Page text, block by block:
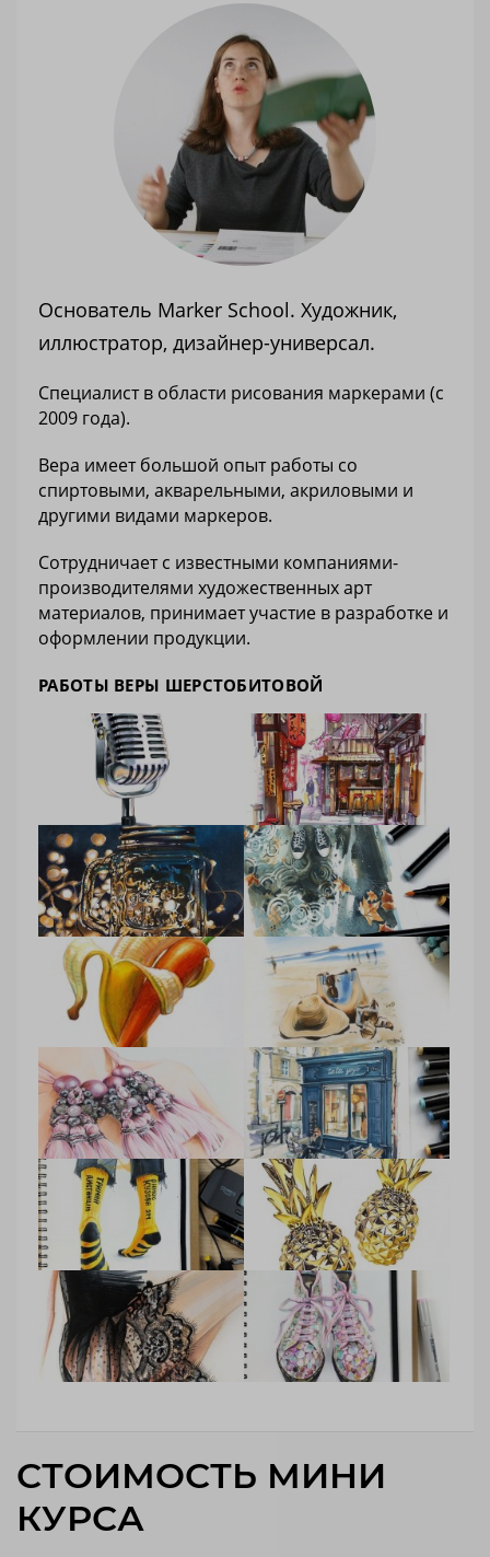
Основатель Marker School. Художник,
иллюстратор, дизайнер-универсал.
Специалист в области рисования маркерами (с
2009 года).
Вера имеет большой опыт работы со
спиртовыми, акварельными, акриловыми и
другими видами маркеров.
Cотрудничает с известными компаниями-
производителями художественных арт
материалов, принимает участие в разработке и
оформлении продукции.
РАБОТЫ ВЕРЫ ШЕРСТОБИТОВОЙ
СТОИМОСТЬ МИНИ
КУРСА